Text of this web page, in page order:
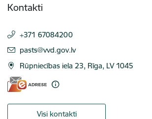
Kontakti
+371 67084200
E-pasts:
pasts@vvd.gov.lv
Rūpniecības iela 23, Rīga, LV 1045
Visi kontakti